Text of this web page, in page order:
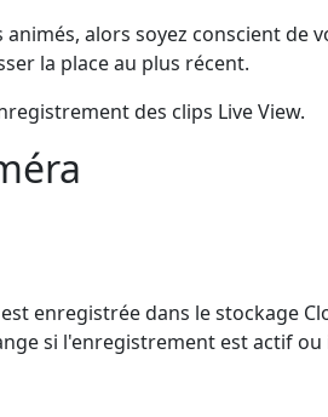
alors soyez conscient
la place au plus récent.
des clips Live View.
enregistrée dans le stockage
si l'enregistrement est actif ou